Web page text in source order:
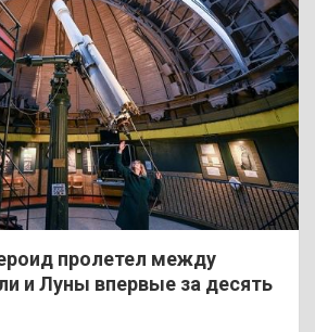
пролетел между
и Луны впервые за десять